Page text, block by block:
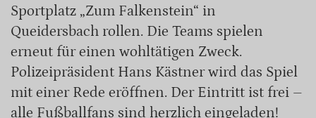
Sportplatz „Zum Falkenstein“ in
Queidersbach rollen. Die Teams spielen
erneut für einen wohltätigen Zweck.
Polizeipräsident Hans Kästner wird das Spiel
mit einer Rede eröffnen. Der Eintritt ist frei –
alle Fußballfans sind herzlich eingeladen!